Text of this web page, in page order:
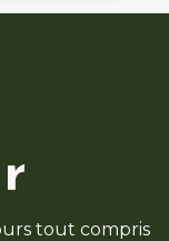
tout compris